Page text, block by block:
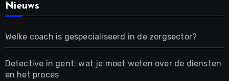
Nieuws
Welke coach is gespecialiseerd in de zorgsector?
Detective in gent: wat je moet weten over de diensten
en het proces